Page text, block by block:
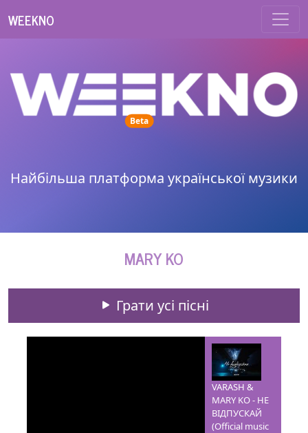
WEEKNO
Betaunread messages
Найбільша платформа української музики
MARY KO
Грати усі пісні
VARASH &
MARY KO - НЕ
ВІДПУСКАЙ
(Official music